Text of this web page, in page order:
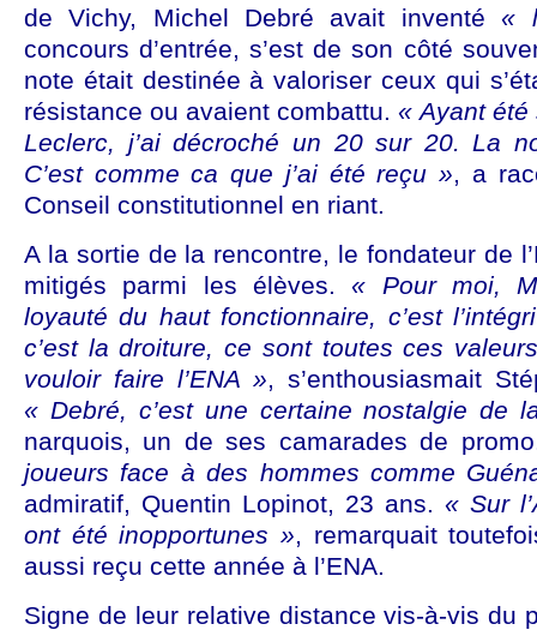
de Vichy, Michel Debré avait inventé«
concours d’entrée, s’est de son côté
note était destinée à valoriser ceux qui
résistance ou avaient combattu. « Ayant
Leclerc, j’ai décroché un 20 sur 20. La
C’est comme ca que j’ai été reçu », a
Conseil constitutionnel en riant.
A la sortie de la rencontre, le fondateur de
mitigés parmi les élèves.« Pour moi,
loyauté du haut fonctionnaire, c’est
c’est la droiture, ce sont toutes ces
vouloir faire l’ENA », s’enthousiasmait
« Debré, c’est une certaine nostalgie de
narquois, un de ses camarades de
joueurs face à des hommes comme
admiratif, Quentin Lopinot, 23 ans. « Sur
ont été inopportunes », remarquait
aussi reçu cette année à l’ENA.
Signe de leur relative distance vis-à-vis du